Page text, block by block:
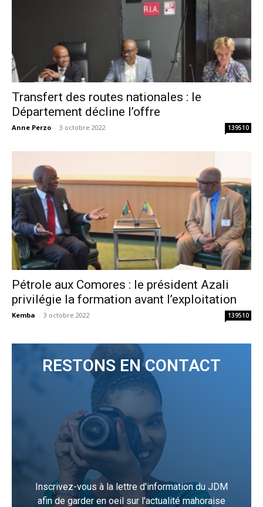
Transfert des routes nationales : le
Département décline l’offre
Anne Perzo - 3 octobre 2022 139510
Pétrole aux Comores : le président Azali
privilégie la formation avant l’exploitation
Kemba - 3 octobre 2022 139510
RESTONS EN CONTACT
Inscrivez-vous à la lettre d'information du JDM
afin de garder en oeil sur l'actualité mahoraise